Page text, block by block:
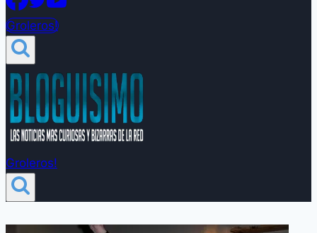
Groleros!
Groleros!